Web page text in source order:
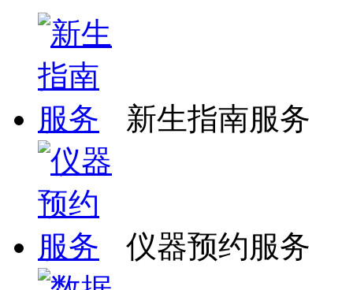
新生指南服务
仪器预约服务